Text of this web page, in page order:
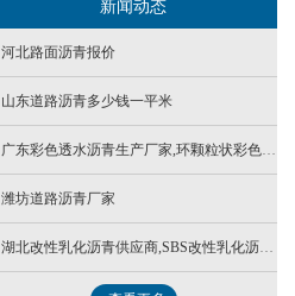
新闻动态
河北路面沥青报价
山东道路沥青多少钱一平米
广东彩色透水沥青生产厂家,环颗粒状彩色沥青厂
潍坊道路沥青厂家
湖北改性乳化沥青供应商,SBS改性乳化沥青用途